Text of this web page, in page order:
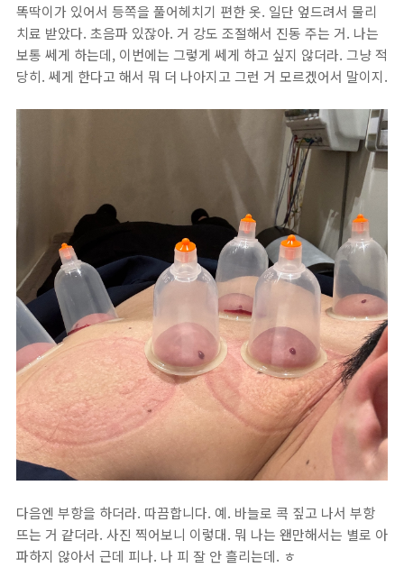
똑딱이가 있어서 등쪽을 풀어헤치기 편한 옷. 일단 엎드려서 물리
치료 받았다. 초음파 있잖아. 거 강도 조절해서 진동 주는 거. 나는
보통 쎄게 하는데, 이번에는 그렇게 쎄게 하고 싶지 않더라. 그냥 적
당히. 쎄게 한다고 해서 뭐 더 나아지고 그런 거 모르겠어서 말이지.
다음엔 부항을 하더라. 따끔합니다. 예. 바늘로 콕 짚고 나서 부항
뜨는 거 같더라. 사진 찍어보니 이렇대. 뭐 나는 왠만해서는 별로 아
파하지 않아서 근데 피나. 나 피 잘 안 흘리는데. ㅎ